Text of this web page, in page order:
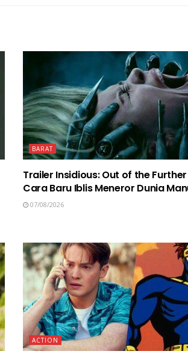
BARAT
Trailer Insidious: Out of the
Cara Baru Iblis Meneror Dunia
07/08/2026
ACTION